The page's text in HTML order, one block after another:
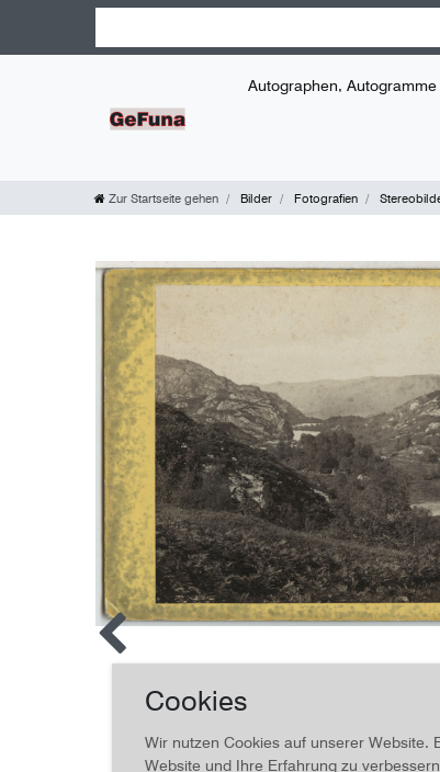
Autographen, Autogramme
Zur Startseite gehen Bilder Fotografien
Cookies
Wir nutzen Cookies auf unserer Website.
Website und Ihre Erfahrung zu